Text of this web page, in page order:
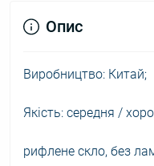
Опис
Виробництво: Китай;
Якість: середня /
рифлене скло, без